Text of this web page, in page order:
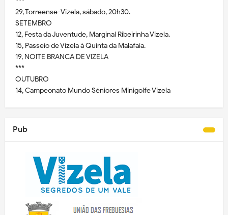
29, Torreense-Vizela, sábado, 20h30.
SETEMBRO
12, Festa da Juventude, Marginal Ribeirinha Vizela.
15, Passeio de Vizela à Quinta da Malafaia.
19, NOITE BRANCA DE VIZELA
***
OUTUBRO
14, Campeonato Mundo Séniores Minigolfe Vizela
Pub